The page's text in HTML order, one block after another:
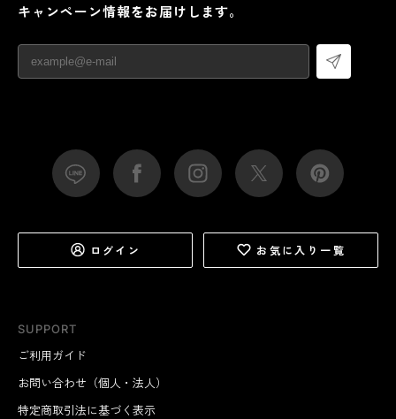
SUPPORT
ご利用ガイド
お問い合わせ（個人・法人）
特定商取引法に基づく表示
キャンペーン情報をお届けします。
ログイン お気に入り一覧